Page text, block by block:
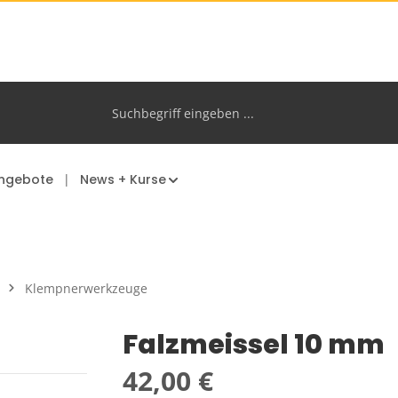
News + Kurse
Klempnerwerkzeuge
Falzmeissel 10 mm
Regulärer Preis:
42,00 €